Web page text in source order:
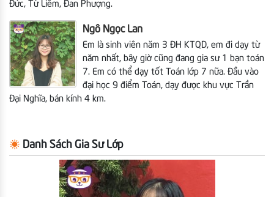
Đức, Từ Liêm, Đan Phượng.
Ngô Ngọc Lan
Em là sinh viên năm 3 ĐH KTQD, em đi dạy từ
năm nhất, bây giờ cũng đang gia sư 1 bạn toán
7. Em có thể dạy tốt Toán lớp 7 nữa. Đầu vào
đại học 9 điểm Toán, dạy được khu vực Trần
Đại Nghĩa, bán kính 4 km.
Danh Sách Gia Sư Lớp